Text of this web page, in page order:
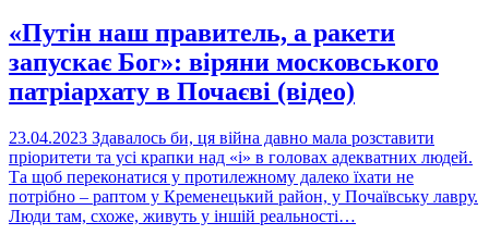
«Путін наш правитель, а ракети
запускає Бог»: віряни московського
патріархату в Почаєві (відео)
23.04.2023 Здавалось би, ця війна давно мала розставити
пріоритети та усі крапки над «і» в головах адекватних людей.
Та щоб переконатися у протилежному далеко їхати не
потрібно – раптом у Кременецький район, у Почаївську лавру.
Люди там, схоже, живуть у іншій реальності…